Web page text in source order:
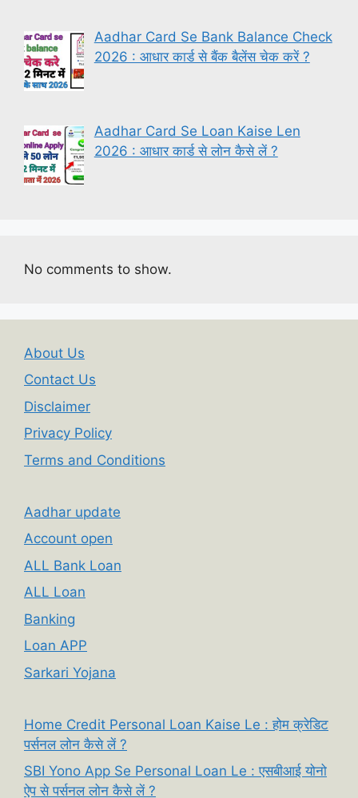
Aadhar Card Se Bank Balance Check
2026 : आधार कार्ड से बैंक बैलेंस चेक करें ?
Aadhar Card Se Loan Kaise Len
2026 : आधार कार्ड से लोन कैसे लें ?
No comments to show.
About Us
Contact Us
Disclaimer
Privacy Policy
Terms and Conditions
Aadhar update
Account open
ALL Bank Loan
ALL Loan
Banking
Loan APP
Sarkari Yojana
Home Credit Personal Loan Kaise Le : होम क्रेडिट
पर्सनल लोन कैसे लें ?
SBI Yono App Se Personal Loan Le : एसबीआई योनो
ऐप से पर्सनल लोन कैसे लें ?